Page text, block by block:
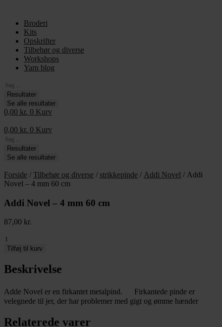
Broderi
Kits
Opskrifter
Tilbehør og diverse
Workshops
Yarn blog
Search
...Resultater
Se alle resultater
0,00 kr. 0 Kurv
0,00 kr. 0 Kurv
Search
...Resultater
Se alle resultater
Forside / Tilbehør og diverse / strikkepinde / Addi Novel / Addi
Novel – 4 mm 60 cm
Addi Novel – 4 mm 60 cm
87,00 kr.
Addi
Novel
4
mm
cm
antal
Tilføj til kurv
Beskrivelse
Adde Novel er en firkantet metalpind. Firkantede pinde er
velegnede til jer, der har problemer med gigt og ømme hænder
Relaterede varer